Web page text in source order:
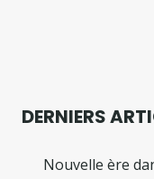
DERNIERS
Nouvelle ère